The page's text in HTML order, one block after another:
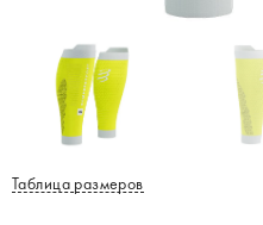
Таблица размеров